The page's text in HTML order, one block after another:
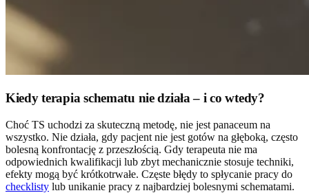
Kiedy terapia schematu nie działa – i co wtedy?
Choć TS uchodzi za skuteczną metodę, nie jest panaceum na
wszystko. Nie działa, gdy pacjent nie jest gotów na głęboką, często
bolesną konfrontację z przeszłością. Gdy terapeuta nie ma
odpowiednich kwalifikacji lub zbyt mechanicznie stosuje techniki,
efekty mogą być krótkotrwałe. Częste błędy to spłycanie pracy do
checklisty lub unikanie pracy z najbardziej bolesnymi schematami.